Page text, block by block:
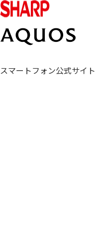
スマートフォン公式サイト